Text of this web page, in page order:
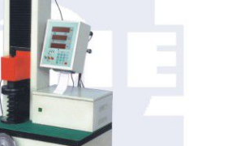
发区-重庆开发区-成都开发区-贵阳开发区-昆明开发
州-连云港-淮安-淮阴-盐城-扬州-徐州-宜兴-江阴-里
南-杭州-郑州-广州-深圳-佛山-惠州-厦门-汕头-台湾-
-西安-宝鸡-杭州-温州-常州-无锡-苏州-操作视频南
-石家庄-太原-呼和浩特-沈阳-长春-哈尔滨-南京-合
-广州-南宁-海口-成都-贵阳-昆明-拉萨-西安-兰州-
-沈阳-长春-哈尔滨-济南-武汉-广州-南宁-成都-西
开发区-南京开发区-粗糙度仪杭州开发区-萧山开发
发区-合肥开发区-福州开发区-福清融侨开发区-东
方授权总代威海开发区-烟台开发区-超声波探伤仪